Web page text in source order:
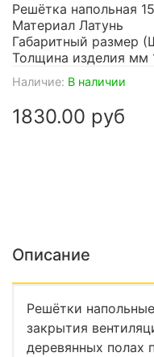
Наличие: В наличии
1830.00 руб
Решётка напольная
Материал Латунь
Габаритный размер
Толщина изделия мм
Описание
Решётки
закрытия
деревянных полах